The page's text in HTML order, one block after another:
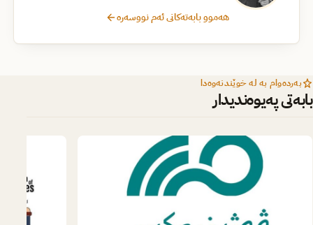
هەموو بابەتەکانی ئەم نووسەرە
بەردەوام بە لە خوێندنەوەدا
بابەتی پەیوەندیدار